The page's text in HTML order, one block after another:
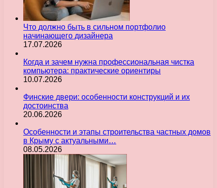
Что должно быть в сильном портфолио
начинающего дизайнера
17.07.2026
Когда и зачем нужна профессиональная чистка
компьютера: практические ориентиры
10.07.2026
Финские двери: особенности конструкций и их
достоинства
20.06.2026
Особенности и этапы строительства частных домов
в Крыму с актуальными…
08.05.2026